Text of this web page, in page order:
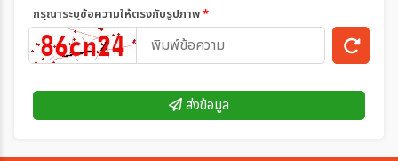
กรุณาระบุข้อความให้ตรงกับรูปภาพ*
ส่งข้อมูล